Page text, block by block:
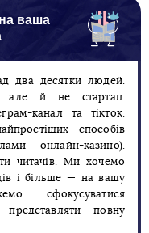
ваша
два десятки людей.
але й не стартап.
канал та тікток.
способів
онлайн-казино).
читачів. Ми хочемо
і більше — на вашу
сфокусуватися
повну